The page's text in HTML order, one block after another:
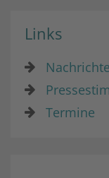
Links
Termine